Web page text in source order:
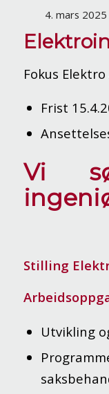
4. mars 2025
Fokus Elektro
Frist
Vi
Stilling
Utvikling